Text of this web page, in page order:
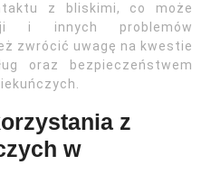
z bliskimi, co może
i innych problemów
zwrócić uwagę na kwestie
oraz bezpieczeństwem
z
w